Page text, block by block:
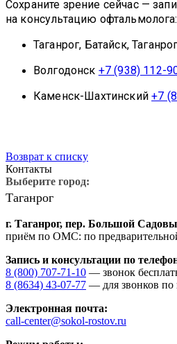
Сохраните зрение сейчас —
на консультацию офтальмолога:
Таганрог, Батайск,
Волгодонск +7 (938) 112-
Каменск-Шахтинский+7
Возврат к списку
Контакты
Выберите город:
Таганрог
г. Таганрог, пер. Большой
приём по ОМС: по
Запись и консультации по
8 (800) 707-71-10 — звонок
8 (8634) 43-07-77 — для звонков по
Электронная почта:
call-center@sokol-rostov.ru